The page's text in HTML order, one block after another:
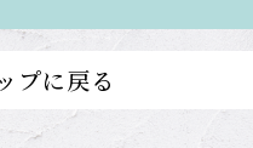
プに戻る